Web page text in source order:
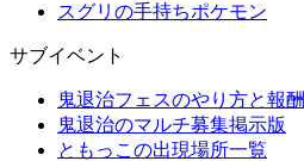
スグリの手持ちポケモン
サブイベント
鬼退治フェスのやり方と報酬
鬼退治のマルチ募集掲示版
ともっこの出現場所一覧